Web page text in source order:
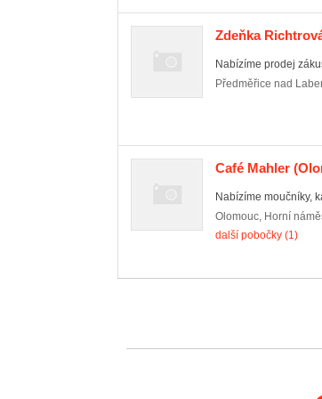
Zdeňka
Nabízíme prodej
Předměřice nad
Café Mahler
Nabízíme moučníky,
Olomouc, Horní
další pobočky (1)